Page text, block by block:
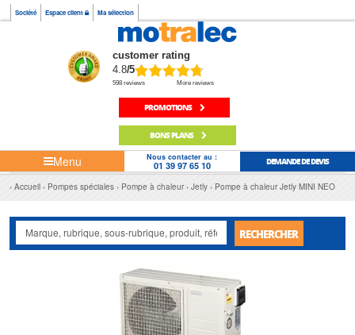
Société Espace client Ma sélection
customer rating
4.8/5
598 reviews More reviews
PROMOTIONS
BONS PLANS
Menu Nous contacter au :
01 39 97 65 10 DEMANDE DE DEVIS
Accueil Pompes spéciales Pompe à chaleur Jetly Pompe à chaleur Jetly MINI NEO
RECHERCHER